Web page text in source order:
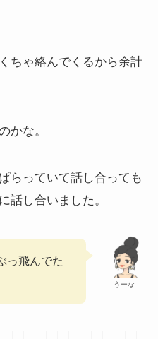
ちゃ絡んでくるから余計
かな。
らっていて話し合っても
話し合いました。
うーな
っ飛んでた